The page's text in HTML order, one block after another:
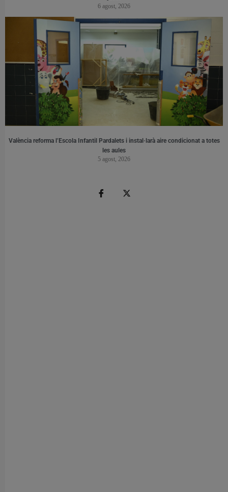
6 agost, 2026
València reforma l’Escola Infantil Pardalets i instal·larà aire condicionat a totes
les aules
5 agost, 2026